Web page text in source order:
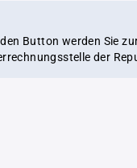
Button werden Sie
der